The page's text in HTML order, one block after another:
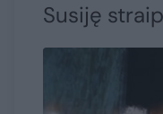
Susiję